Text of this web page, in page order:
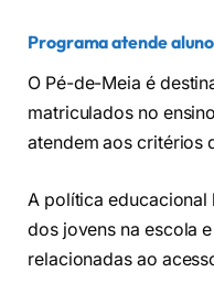
Programa atende
O Pé-de-Meia é
matriculados no
atendem aos critérios
A política educacional
dos jovens na escola
relacionadas ao